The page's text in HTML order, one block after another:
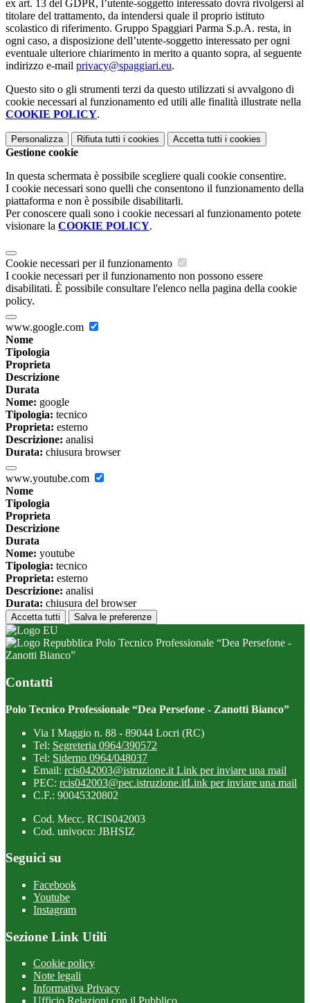
ex art. 13 del GDPR, l’utente-soggetto interessato dovrà rivolgersi al
titolare del trattamento, da intendersi quale il proprio istituto
scolastico di riferimento. Gruppo Spaggiari Parma S.p.A. resta, in
ogni caso, a disposizione dell’utente-soggetto interessato per ogni
eventuale ulteriore chiarimento in merito a quanto sopra, al seguente
indirizzo e-mail privacy@spaggiari.eu.
Questo sito o gli strumenti terzi da questo utilizzati si avvalgono di
cookie necessari al funzionamento ed utili alle finalità illustrate nella
COOKIE POLICY.
Personalizza Rifiuta tutti i cookies Accetta tutti i cookies
Gestione cookie
In questa schermata è possibile scegliere quali cookie consentire.
I cookie necessari sono quelli che consentono il funzionamento della
piattaforma e non è possibile disabilitarli.
Per conoscere quali sono i cookie necessari al funzionamento potete
visionare la COOKIE POLICY.
Cookie necessari per il funzionamento
I cookie necessari per il funzionamento non possono essere
disabilitati. È possibile consultare l'elenco nella pagina della cookie
policy.
www.google.com
Nome
Tipologia
Proprieta
Descrizione
Durata
Nome: google
Tipologia: tecnico
Proprieta: esterno
Descrizione: analisi
Durata: chiusura browser
www.youtube.com
Nome
Tipologia
Proprieta
Descrizione
Durata
Nome: youtube
Tipologia: tecnico
Proprieta: esterno
Descrizione: analisi
Durata: chiusura del browser
Accetta tutti Salva le preferenze
Polo Tecnico Professionale “Dea Persefone -
Zanotti Bianco”
Contatti
Polo Tecnico Professionale “Dea Persefone - Zanotti Bianco”
Via I Maggio n. 88 - 89044 Locri (RC)
Tel: Segreteria 0964/390572
Tel: Siderno 0964/048037
Email: rcis042003@istruzione.it Link per inviare una mail
PEC: rcis042003@pec.istruzione.itLink per inviare una mail
C.F.: 90045320802
Cod. Mecc. RCIS042003
Cod. univoco: JBHSIZ
Seguici su
Facebook
Youtube
Instagram
Sezione Link Utili
Cookie policy
Note legali
Informativa Privacy